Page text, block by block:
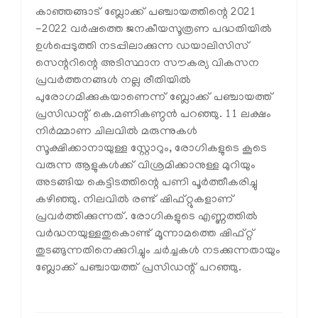
കാഞ്ഞങ്ങാട് ബ്ലോക്ക് പഞ്ചായത്തിന്റെ 2021
-2022 വര്‍ഷത്തെ ജനകീയസൂത്രണ പദ്ധതിയില്‍
ഉള്‍പ്പെടുത്തി നടപ്പിലാക്കുന്ന ഡയാലിസിസ്
സെന്ററിന്റെ അടിസ്ഥാന സൗകര്യ വികസന
പ്രവര്‍ത്തനങ്ങള്‍ നല്ല രീതിയില്‍
പുരോഗമിക്കുകയാണെന്ന് ബ്ലോക്ക് പഞ്ചായത്ത്
പ്രസിഡന്റ് കെ.മണികണ്ഠന്‍ പറഞ്ഞു. 11 ലക്ഷം
നിര്‍മ്മാണ ചിലവില്‍ മരുന്നുകള്‍
സൂക്ഷിക്കാനായുള്ള സ്റ്റോറും, രോഗികളുടെ കൂടെ
വരുന്ന ആളുകള്‍ക്ക് വിശ്രമിക്കാനുള്ള മുറിയും
അടങ്ങിയ കെട്ടിടത്തിന്റെ പണി പൂര്‍ത്തീകരിച്ചു
കഴിഞ്ഞു. നിലവില്‍ രണ്ട് ഷിഫ്റ്റുകളാണ്
പ്രവര്‍ത്തിക്കുന്നത്. രോഗികളുടെ എണ്ണത്തില്‍
വര്‍ദ്ധനയുള്ളതുകൊണ്ട് മൂന്നാമത്തെ ഷിഫ്റ്റ്
തുടങ്ങുന്നതിനെക്കുറിച്ചും ചര്‍ച്ചകള്‍ നടക്കുന്നതായും
ബ്ലോക്ക് പഞ്ചായത്ത് പ്രസിഡന്റ് പറഞ്ഞു.